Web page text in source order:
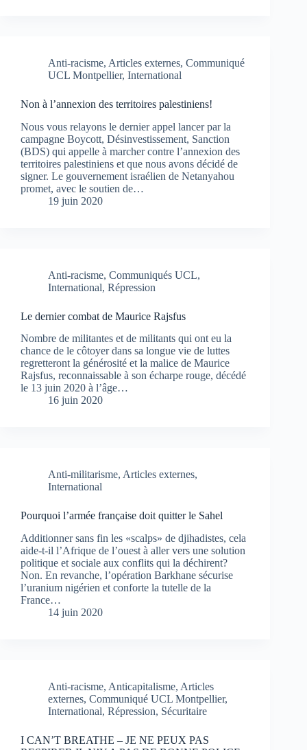
Anti-racisme, Articles externes, Communiqué
UCL Montpellier, International
Non à l’annexion des territoires palestiniens!
Nous vous relayons le dernier appel lancer par la
campagne Boycott, Désinvestissement, Sanction
(BDS) qui appelle à marcher contre l’annexion des
territoires palestiniens et que nous avons décidé de
signer. Le gouvernement israélien de Netanyahou
promet, avec le soutien de…
19 juin 2020
Anti-racisme, Communiqués UCL,
International, Répression
Le dernier combat de Maurice Rajsfus
Nombre de militantes et de militants qui ont eu la
chance de le côtoyer dans sa longue vie de luttes
regretteront la générosité et la malice de Maurice
Rajsfus, reconnaissable à son écharpe rouge, décédé
le 13 juin 2020 à l’âge…
16 juin 2020
Anti-militarisme, Articles externes,
International
Pourquoi l’armée française doit quitter le Sahel
Additionner sans fin les «scalps» de djihadistes, cela
aide-t-il l’Afrique de l’ouest à aller vers une solution
politique et sociale aux conflits qui la déchirent?
Non. En revanche, l’opération Barkhane sécurise
l’uranium nigérien et conforte la tutelle de la
France…
14 juin 2020
Anti-racisme, Anticapitalisme, Articles
externes, Communiqué UCL Montpellier,
International, Répression, Sécuritaire
I CAN’T BREATHE – JE NE PEUX PAS